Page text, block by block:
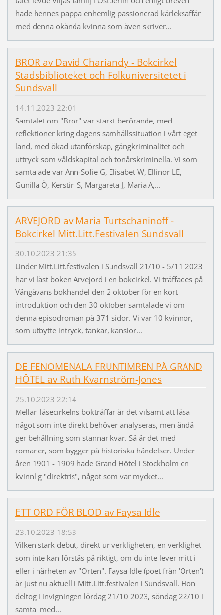
hade hennes pappa enhemlig passionerad kärleksaffär
med denna okända kvinna som även skriver...
BROR av David Chariandy - Bokcirkel
Stadsbiblioteket och Folkuniversitetet i
Sundsvall
14.11.2023 22:01
Samtalet om "Bror" var starkt berörande, med
reflektioner kring dagens samhällssituation i vårt eget
land, med ökad utanförskap, gängkriminalitet och
uttryck som våldskapital och tonårskriminella. Vi som
samtalade var Ann-Sofie G, Elisabet W, Ellinor LE,
Gunilla Ö, Kerstin S, Margareta J, Maria A,...
ARVEJORD av Maria Turtschaninoff -
Bokcirkel Mitt.Litt.Festivalen Sundsvall
30.10.2023 21:35
Under Mitt.Litt.festivalen i Sundsvall 21/10 - 5/11 2023
har vi läst boken Arvejord i en bokcirkel. Vi träffades på
Vängåvans bokhandel den 2 oktober för en kort
introduktion och den 30 oktober samtalade vi om
denna episodroman på 371 sidor. Vi var 10 kvinnor,
som utbytte intryck, tankar, känslor...
DE FENOMENALA FRUNTIMREN PÅ GRAND
HÔTEL av Ruth Kvarnström-Jones
25.10.2023 22:14
Mellan läsecirkelns bokträffar är det vilsamt att läsa
något som inte direkt behöver analyseras, men ändå
ger behållning som stannar kvar. Så är det med
romaner, som bygger på historiska händelser. Under
åren 1901 - 1909 hade Grand Hôtel i Stockholm en
kvinnlig "direktris", något som var mycket...
ETT ORD FÖR BLOD av Faysa Idle
23.10.2023 18:53
Vilken stark debut, direkt ur verkligheten, en verklighet
som inte kan förstås på riktigt, om du inte lever mitt i
eller i närheten av "Orten". Faysa Idle (poet från 'Orten')
är just nu aktuell i Mitt.Litt.festivalen i Sundsvall. Hon
deltog i invigningen lördag 21/10 2023, söndag 22/10 i
samtal med...